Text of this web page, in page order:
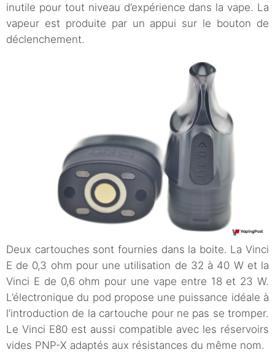
inutile pour tout niveau d’expérience dans la vape. La
vapeur est produite par un appui sur le bouton de
déclenchement.
Deux cartouches sont fournies dans la boite. La Vinci
E de 0,3 ohm pour une utilisation de 32 à 40 W et la
Vinci E de 0,6 ohm pour une vape entre 18 et 23 W.
L’électronique du pod propose une puissance idéale à
l’introduction de la cartouche pour ne pas se tromper.
Le Vinci E80 est aussi compatible avec les réservoirs
vides PNP-X adaptés aux résistances du même nom.